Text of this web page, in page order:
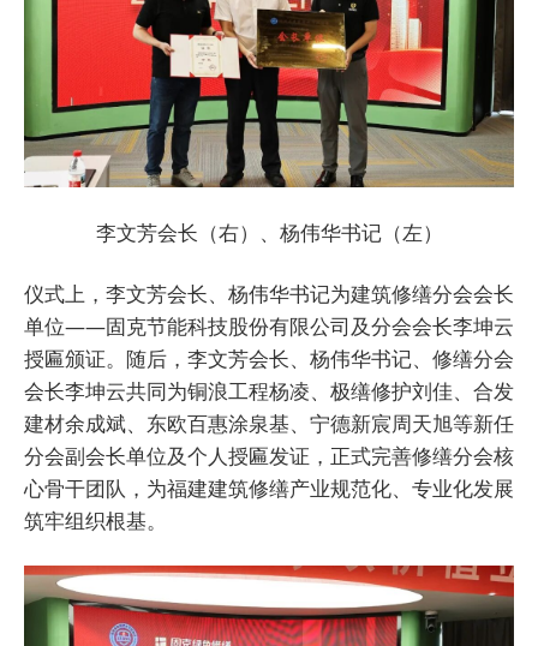
李文芳会长（右）、杨伟华书记（左）
仪式上，李文芳会长、杨伟华书记为建筑修缮分会会长
单位——固克节能科技股份有限公司及分会会长李坤云
授匾颁证。随后，李文芳会长、杨伟华书记、修缮分会
会长李坤云共同为铜浪工程杨凌、极缮修护刘佳、合发
建材余成斌、东欧百惠涂泉基、宁德新宸周天旭等新任
分会副会长单位及个人授匾发证，正式完善修缮分会核
心骨干团队，为福建建筑修缮产业规范化、专业化发展
筑牢组织根基。